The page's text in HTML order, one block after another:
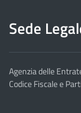
Sede
Agenzia delle
Codice Fiscale e